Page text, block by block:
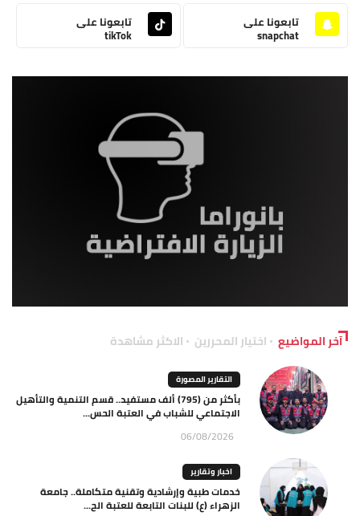
تابعونا على
snapchat
تابعونا على
tikTok
آخر المواضيع اختيار المحررين الاكثر مشاهدة
التقارير المصورة
بأكثر من (795) ألف مستفيد.. قسم التنمية والتأهيل
الاجتماعي للشباب في العتبة الحس...
06/08/2026
اخبار وتقارير
خدمات طبية وإرشادية وتقنية متكاملة.. جامعة
الزهراء (ع) للبنات التابعة للعتبة الح...